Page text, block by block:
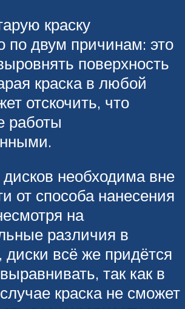
краску
по двум причинам: это
поверхность
краска в любой
отскочить, что
работы
дисков необходима вне
от способа нанесения
на
различия в
диски всё же придётся
так как в
краска не сможет